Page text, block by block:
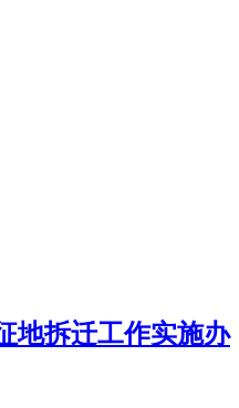
地拆迁工作实施办